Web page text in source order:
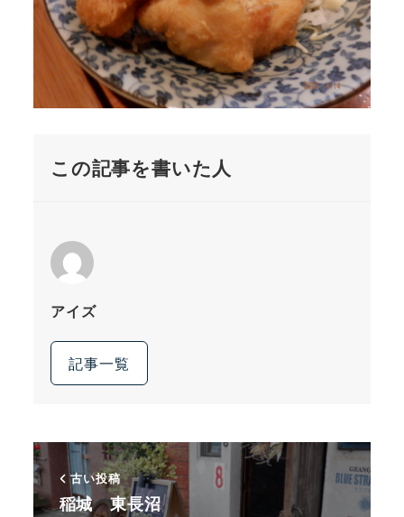
この記事を書いた人
アイズ
記事一覧
古い投稿
稲城 東長沼